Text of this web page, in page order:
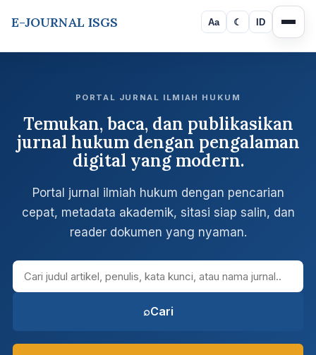
E-JOURNAL ISGS Aa ☾ ID
PORTAL JURNAL ILMIAH HUKUM
Temukan, baca, dan publikasikan
jurnal hukum dengan pengalaman
digital yang modern.
Portal jurnal ilmiah hukum dengan pencarian
cepat, metadata akademik, sitasi siap salin, dan
reader dokumen yang nyaman.
Cari